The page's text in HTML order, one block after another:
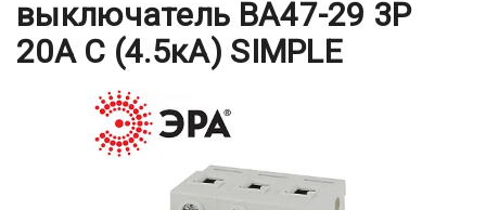
выключатель BA47-29 3P
20А С (4.5кА) SIMPLE